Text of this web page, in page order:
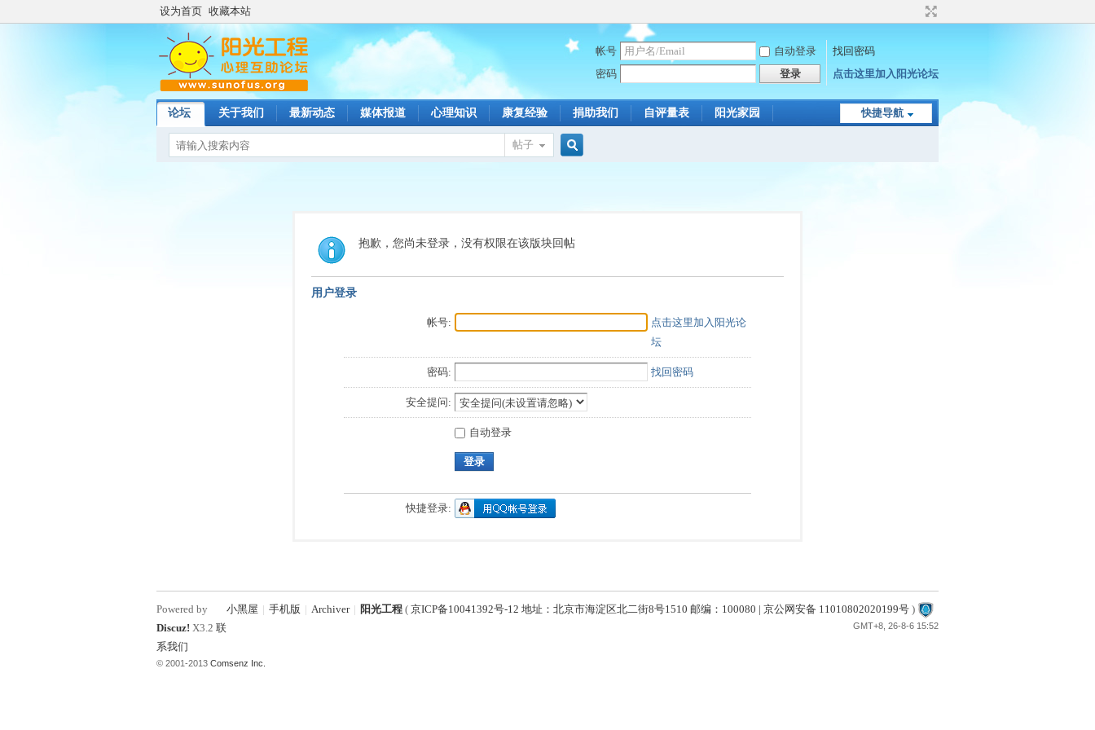
设为首页 收藏本站
帐号 自动登录
找回密码
密码
登录 点击这里加入阳光论坛
快捷导航
论坛 关于我们 最新动态 媒体报道 心理知识 康复经验 捐助我们 自评量表 阳光家园
帖子
索
抱歉，您尚未登录，没有权限在该版块回帖
用户登录
帐号:
点击这里加入阳光论
坛
密码: 找回密码
安全提问:
自动登录
登录
快捷登录:
小黑屋 | 手机版 | Archiver | 阳光工程 ( 京ICP备10041392号-12 地址：北京市海淀区北二街8号1510 邮编：100080 | 京公网安备 11010802020199号 )
GMT+8, 26-8-6 15:52
Powered by
Discuz! X3.2 联
系我们
© 2001-2013 Comsenz Inc.